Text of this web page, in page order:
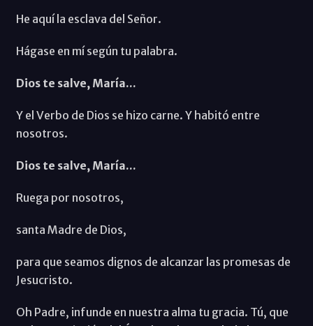
He aquí la esclava del Señor.
Hágase en mí según tu palabra.
Dios te salve, María...
Y el Verbo de Dios se hizo carne. Y habitó entre
nosotros.
Dios te salve, María...
Ruega por nosotros,
santa Madre de Dios,
para que seamos dignos de alcanzar las promesas de
Jesucristo.
Oh Padre, infunde en nuestra alma tu gracia. Tú, que